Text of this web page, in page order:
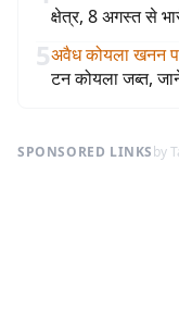
क्षेत्र, 8 अगस्त से
5अवैध कोयला खनन
टन कोयला जब्त,
SPONSORED LINKSby